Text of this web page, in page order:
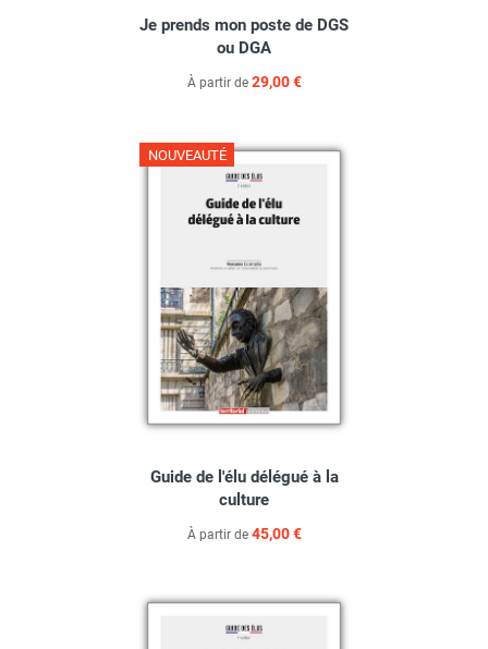
Je prends mon poste de DGS
ou DGA
À partir de 29,00 €
NOUVEAUTÉ
Guide de l'élu délégué à la
culture
À partir de 45,00 €